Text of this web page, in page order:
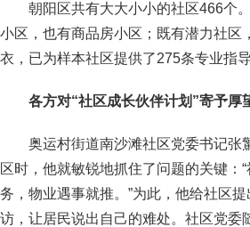
朝阳区共有大大小小的社区466个
小区，也有商品房小区；既有潜力社
衣，已为样本社区提供了275条专业指
各方对“社区成长伙伴计划”寄予厚
奥运村街道南沙滩社区党委书记张
区时，他就敏锐地抓住了问题的关键：
务，物业遇事就推。”为此，他给社区
访，让居民说出自己的难处。社区党